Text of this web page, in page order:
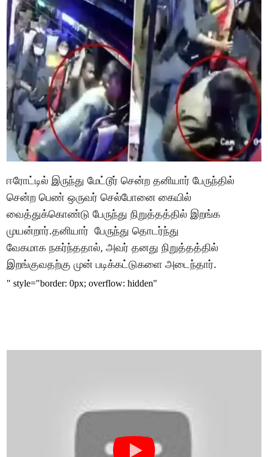
ஈரோட்டில் இருந்து மேட்டூர் சென்ற தனியார் பேருந்தில்
சென்ற பெண் ஒருவர் செல்போனை கையில்
வைத்துக்கொண்டு பேருந்து நிறுத்தத்தில் இறங்க
முயன்றார்.தனியார் பேருந்து தொடர்ந்து
வேகமாக நகர்ந்ததால், அவர் தனது நிறுத்தத்தில்
இறங்குவதற்கு முன் படிக்கட்டுகளை அடைந்தார்.